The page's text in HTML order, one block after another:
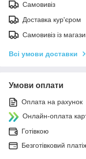
Самовивіз
Доставка кур'єром
Самовивіз із
Всі умови доставки
Умови оплати
Оплата на рахунок
Онлайн-оплата
Готівкою
Безготівковий